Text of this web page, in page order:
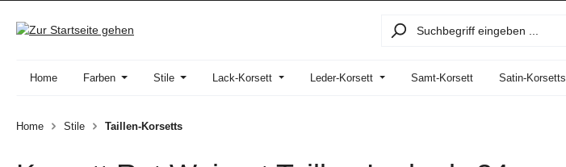
Home Farben Stile Lack-Korsett Leder-Korsett Samt-Korsett Satin-Korsetts
Home Stile Taillen-Korsetts